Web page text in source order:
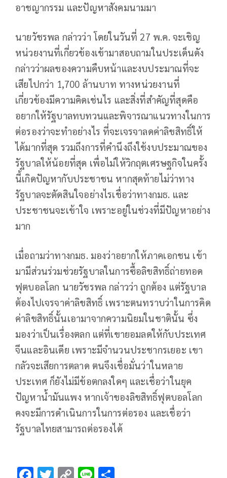
อาชญากรรม และปัญหาสังคมนามมา
นายวัชรพล กล่าวว่า โดยในวันที่ 27 พ.ค. จะเชิญ
หน่วยงานที่เกี่ยวข้องเข้ามาสอบถามในประเด็นดัง
กล่าวว่าผลของความคืบหน้าและงบประมาณที่จะ
เสียไปกว่า 1,700 ล้านบาท ทางหน่วยงานที่
เกี่ยวข้องมีความคิดเช่นไร และสิ่งที่สำคัญที่สุดคือ
อยากให้รัฐบาลทบทวนและพิจารณาแนวทางในการ
ต่อรองว่าจะทำอย่างไร ที่จะเจรจาลดค่าลิขสิทธิ์ให้
ได้มากที่สุด รวมถึงการที่คำนึงถึงใช้งบประมาณของ
รัฐบาลให้น้อยที่สุด เพื่อไม่ให้วิกฤตเศรษฐกิจในครั้ง
นี้เกิดปัญหากับประชาชน หากสุดท้ายไม่ว่าทาง
รัฐบาลจะตัดสินใจอย่างไรเชื่อว่าทางกมธ. และ
ประชาชนจะเข้าใจ เพราะอยู่ในช่วงที่มีปัญหาอย่าง
มาก
เมื่อถามว่าทางกมธ. มองว่าอยากให้ภาคเอกชน เข้า
มามีส่วนร่วมช่วยรัฐบาลในการซื้อลิขสิทธิ์ถ่ายทอด
ฟุตบอลโลก นายวัชรพล กล่าวว่า ถูกต้อง แต่รัฐบาล
ต้องไปเจรจาค่าลิขสิทธิ์ เพราะตนทราบว่าในการคิด
ค่าลิขสิทธิ์นั้นเอามาจากความนิยมในชาตินั้น ซึ่ง
มองว่าเป็นเรื่องตลก แต่ที่เขายอมลดให้กับประเทศ
จีนและอินเดีย เพราะมีจำนวนประชากรเยอะ เขา
กลัวจะเสียการตลาด ตนจึงเชื่อมั่นว่าในหลาย
ประเทศ ก็ยังไม่มีข้อตกลงใดๆ และเชื่อว่าในยุค
ปัญหาน้ำมันแพง หากเจ้าของลิขสิทธิ์ฟุตบอลโลก
คงจะมีการดำเนินการในการต่อรอง และเชื่อว่า
รัฐบาลไทยสามารถต่อรองได้